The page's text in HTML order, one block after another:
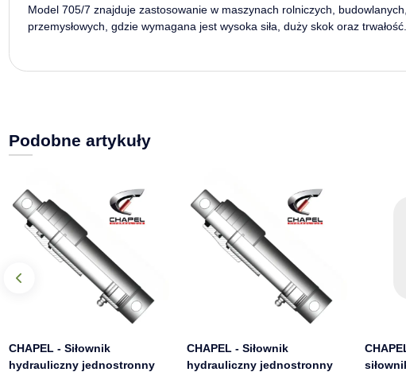
Model 705/7 znajduje zastosowanie w maszynach rolniczych,
przemysłowych, gdzie wymagana jest wysoka siła, duży skok oraz trwałość.
Podobne artykuły
CHAPEL - Siłownik
hydrauliczny jednostronny
CHAPEL - Siłownik
hydrauliczny jednostronny